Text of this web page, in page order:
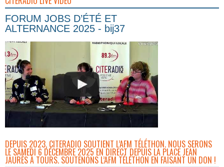
FORUM JOBS D’ÉTÉ ET
ALTERNANCE 2025 - bij37
DEPUIS 2023, CITERADIO SOUTIENT L’AFM TÉLÉTHON. NOUS SERONS
LE SAMEDI 6 DÉCEMBRE 2025 EN DIRECT DEPUIS LA PLACE JEAN
JAURÈS À TOURS. SOUTENONS L’AFM TÉLÉTHON EN FAISANT UN DON !